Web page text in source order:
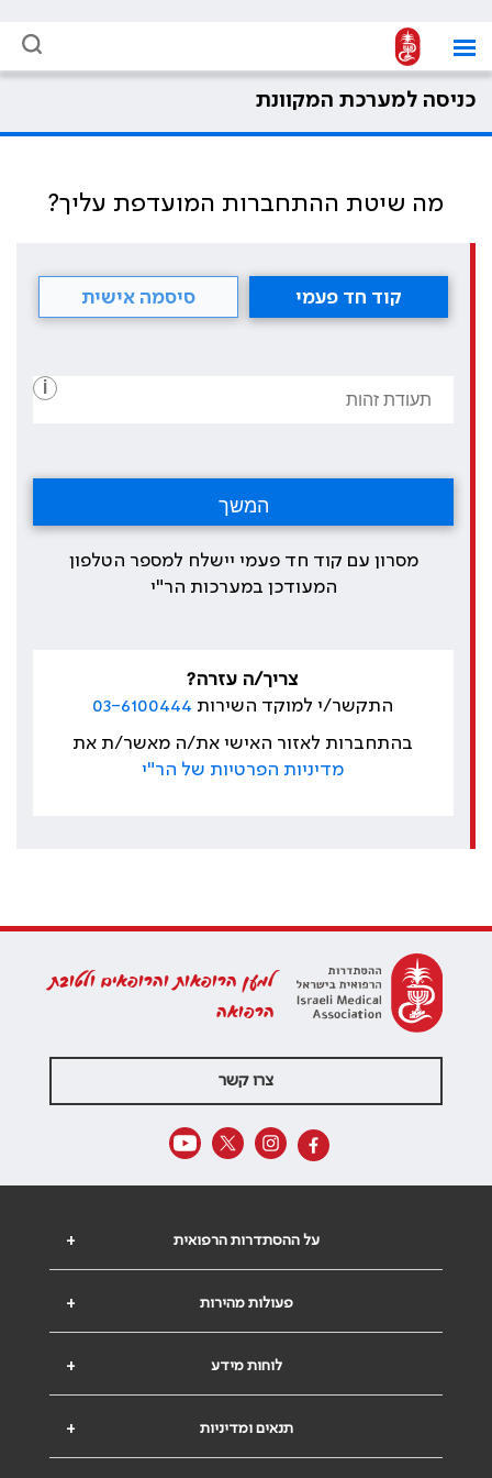
כניסה למערכת המקוונת
מה שיטת ההתחברות המועדפת עליך?
קוד חד פעמי סיסמה אישית
i
מסרון עם קוד חד פעמי יישלח למספר הטלפון
המעודכן במערכות הר"י
צריך/ה עזרה?
התקשר/י למוקד השירות 03-6100444
בהתחברות לאזור האישי את/ה מאשר/ת את
מדיניות הפרטיות של הר"י
למען הרופאות והרופאים ולטובת
הרפואה
צרו קשר
+ על ההסתדרות הרפואית
+ פעולות מהירות
+ לוחות מידע
+ תנאים ומדיניות